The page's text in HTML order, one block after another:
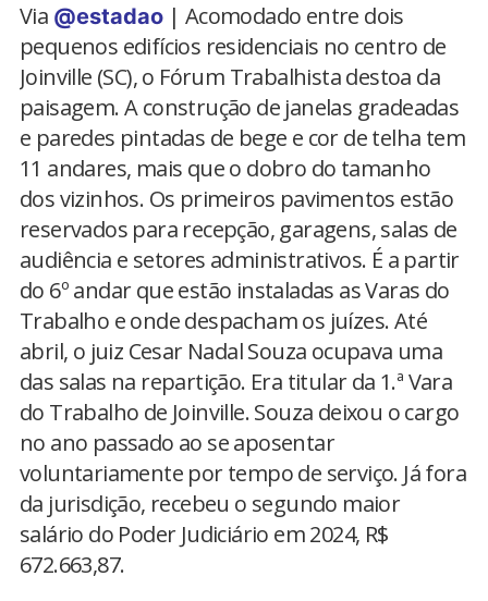
Via @estadao| Acomodado entre dois
pequenos edifícios residenciais no centro de
Joinville (SC), o Fórum Trabalhista destoa da
paisagem. A construção de janelas gradeadas
e paredes pintadas de bege e cor de telha tem
11 andares, mais que o dobro do tamanho
dos vizinhos. Os primeiros pavimentos estão
reservados para recepção, garagens, salas de
audiência e setores administrativos. É a partir
do 6º andar que estão instaladas as Varas do
Trabalho e onde despacham os juízes. Até
abril, o juiz Cesar Nadal Souza ocupava uma
das salas na repartição. Era titular da 1.ª Vara
do Trabalho de Joinville. Souza deixou o cargo
no ano passado ao se aposentar
voluntariamente por tempo de serviço. Já fora
da jurisdição, recebeu o segundo maior
salário do Poder Judiciário em 2024, R$
672.663,87.